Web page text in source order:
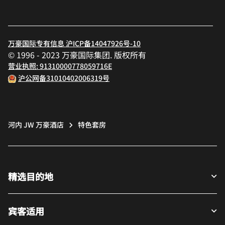
万豪国际专有信息 沪ICP备14047926号-10
© 1996 - 2023 万豪国际集团. 版权所有
营业执照: 91310000778059716E
沪公网备31010402006319号
河内 JW 万豪酒店 特色套房
精选目的地
宾客适用